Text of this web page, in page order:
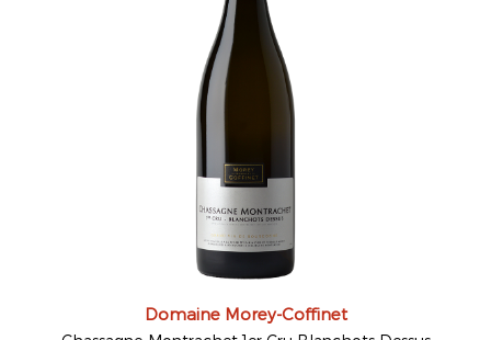
Domaine Morey-Coffinet